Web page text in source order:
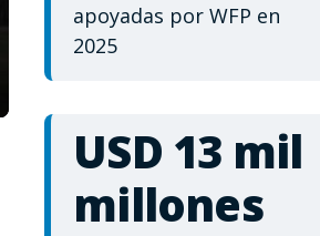
apoyadas por WFP en
2025
USD 13 mil
millones